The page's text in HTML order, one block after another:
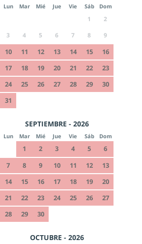
Lun Mar Mié Jue Vie Sáb Dom
1
2
3
4 5 6 7 8 9
10 11 12 13 14 15
16
17
18 19 20 21 22
23
24
25 26 27 28 29
30
31
SEPTIEMBRE - 2026
Lun Mar Mié Jue Vie Sáb Dom
1 2 3 4 5
6
7
8 9 10 11 12
13
14
15 16 17 18 19
20
21
22 23 24 25 26
27
28
29 30
OCTUBRE - 2026